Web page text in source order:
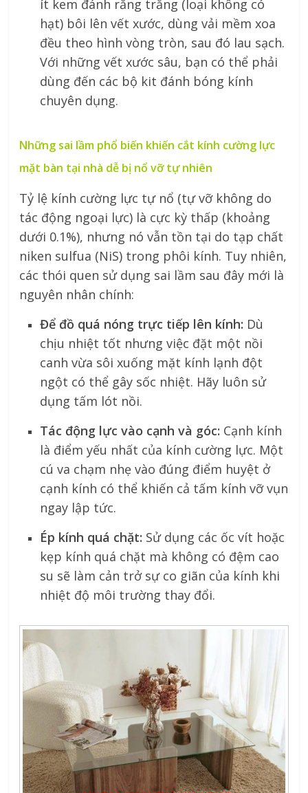
ít kem đánh răng trắng (loại không có
hạt) bôi lên vết xước, dùng vải mềm xoa
đều theo hình vòng tròn, sau đó lau sạch.
Với những vết xước sâu, bạn có thể phải
dùng đến các bộ kit đánh bóng kính
chuyên dụng.
Những sai lầm phổ biến khiến cắt kính cường lực
mặt bàn tại nhà dễ bị nổ vỡ tự nhiên
Tỷ lệ kính cường lực tự nổ (tự vỡ không do
tác động ngoại lực) là cực kỳ thấp (khoảng
dưới 0.1%), nhưng nó vẫn tồn tại do tạp chất
niken sulfua (NiS) trong phôi kính. Tuy nhiên,
các thói quen sử dụng sai lầm sau đây mới là
nguyên nhân chính:
Để đồ quá nóng trực tiếp lên kính: Dù
chịu nhiệt tốt nhưng việc đặt một nồi
canh vừa sôi xuống mặt kính lạnh đột
ngột có thể gây sốc nhiệt. Hãy luôn sử
dụng tấm lót nồi.
Tác động lực vào cạnh và góc: Cạnh kính
là điểm yếu nhất của kính cường lực. Một
cú va chạm nhẹ vào đúng điểm huyệt ở
cạnh kính có thể khiến cả tấm kính vỡ vụn
ngay lập tức.
Ép kính quá chặt: Sử dụng các ốc vít hoặc
kẹp kính quá chặt mà không có đệm cao
su sẽ làm cản trở sự co giãn của kính khi
nhiệt độ môi trường thay đổi.